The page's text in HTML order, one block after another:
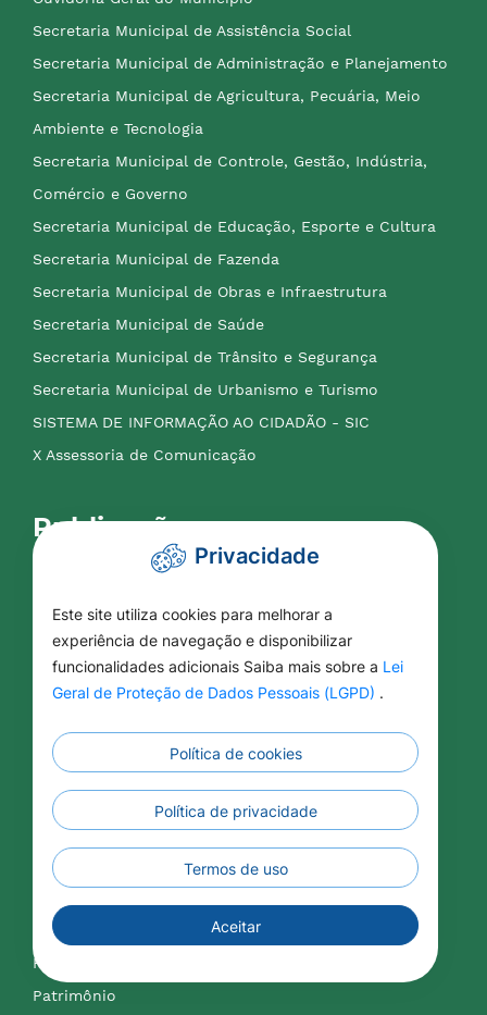
Secretaria Municipal de Assistência Social
Secretaria Municipal de Administração e Planejamento
Secretaria Municipal de Agricultura, Pecuária, Meio
Ambiente e Tecnologia
Secretaria Municipal de Controle, Gestão, Indústria,
Comércio e Governo
Secretaria Municipal de Educação, Esporte e Cultura
Secretaria Municipal de Fazenda
Secretaria Municipal de Obras e Infraestrutura
Secretaria Municipal de Saúde
Secretaria Municipal de Trânsito e Segurança
Secretaria Municipal de Urbanismo e Turismo
SISTEMA DE INFORMAÇÃO AO CIDADÃO - SIC
X Assessoria de Comunicação
Publicações
Arquivos de Licitações
Atas de Registro de Preços
Concurso Público
Conselhos Municipais
Contratação Direta
Contratos Administrativos
Formulários
LAI - Lei de Acesso a Informação
Lei Paulo Gustavo
PREVPAR
Patrimônio
Privacidade
Este site utiliza cookies para melhorar a
experiência de navegação e disponibilizar
funcionalidades adicionais Saiba mais sobre a Lei
Geral de Proteção de Dados Pessoais (LGPD) .
Política de cookies
Política de privacidade
Termos de uso
Aceitar